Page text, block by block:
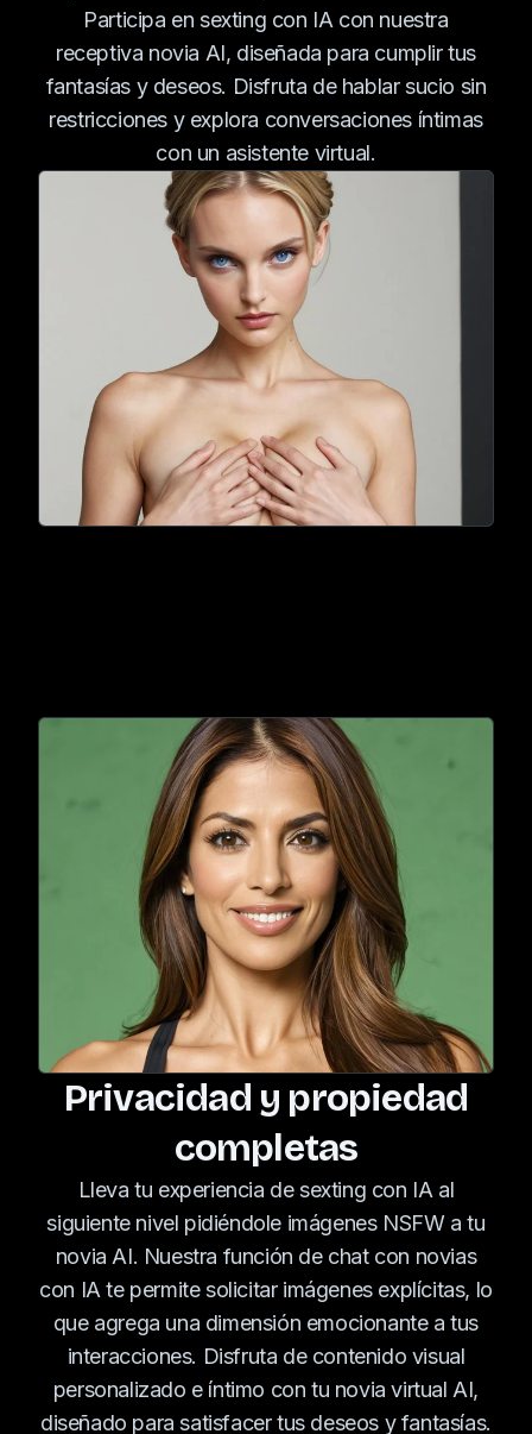
Participa en sexting con IA con nuestra
receptiva novia AI, diseñada para cumplir tus
fantasías y deseos. Disfruta de hablar sucio sin
restricciones y explora conversaciones íntimas
con un asistente virtual.
Privacidad y propiedad
completas
Lleva tu experiencia de sexting con IA al
siguiente nivel pidiéndole imágenes NSFW a tu
novia AI. Nuestra función de chat con novias
con IA te permite solicitar imágenes explícitas, lo
que agrega una dimensión emocionante a tus
interacciones. Disfruta de contenido visual
personalizado e íntimo con tu novia virtual AI,
diseñado para satisfacer tus deseos y fantasías.